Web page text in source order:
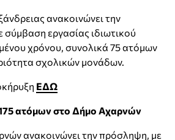
ανακοινώνει την
εργασίας ιδιωτικού
χρόνου, συνολικά 75 ατόμων
σχολικών μονάδων.
ΕΔΩ
ατόμων στο Δήμο Αχαρνών
ανακοινώνει την πρόσληψη, με